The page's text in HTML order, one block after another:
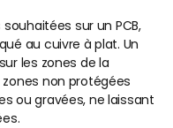
sur un PCB,
au cuivre à plat. Un
les zones de la
non protégées
ou gravées, ne laissant